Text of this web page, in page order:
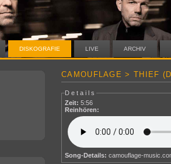
DISKOGRAFIE LIVE ARCHIV
CAMOUFLAGE > THIEF
Details
Zeit: 5:56
Reinhören:
Song-Details: camouflage-